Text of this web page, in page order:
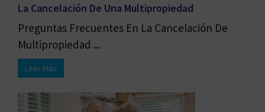
La Cancelación De Una Multipropiedad
Preguntas Frecuentes En La Cancelación De
Multipropiedad ...
Leer Más